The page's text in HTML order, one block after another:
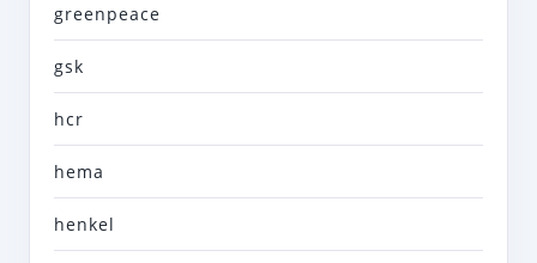
greenpeace
gsk
hcr
hema
henkel